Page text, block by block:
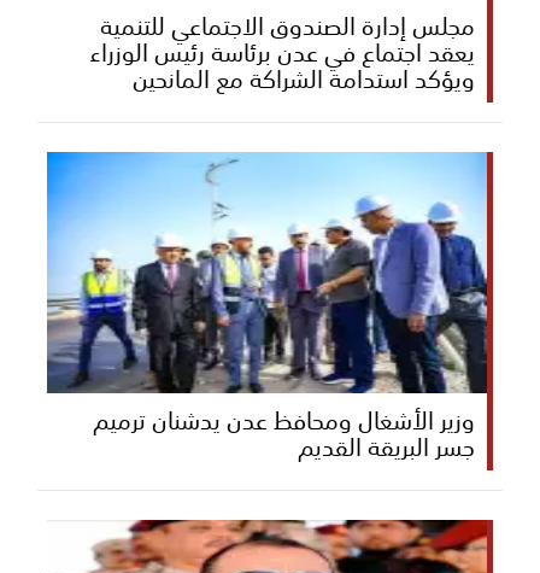
مجلس إدارة الصندوق الاجتماعي للتنمية
يعقد اجتماع في عدن برئاسة رئيس الوزراء
ويؤكد استدامة الشراكة مع المانحين
وزير الأشغال ومحافظ عدن يدشنان ترميم
جسر البريقة القديم